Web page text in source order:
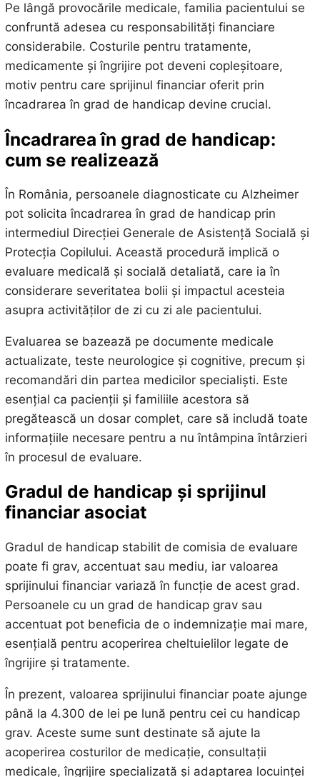
Pe lângă provocările medicale, familia pacientului se
confruntă adesea cu responsabilități financiare
considerabile. Costurile pentru tratamente,
medicamente și îngrijire pot deveni copleșitoare,
motiv pentru care sprijinul financiar oferit prin
încadrarea în grad de handicap devine crucial.
Încadrarea în grad de handicap:
cum se realizează
În România, persoanele diagnosticate cu Alzheimer
pot solicita încadrarea în grad de handicap prin
intermediul Direcției Generale de Asistență Socială și
Protecția Copilului. Această procedură implică o
evaluare medicală și socială detaliată, care ia în
considerare severitatea bolii și impactul acesteia
asupra activităților de zi cu zi ale pacientului.
Evaluarea se bazează pe documente medicale
actualizate, teste neurologice și cognitive, precum și
recomandări din partea medicilor specialiști. Este
esențial ca pacienții și familiile acestora să
pregătească un dosar complet, care să includă toate
informațiile necesare pentru a nu întâmpina întârzieri
în procesul de evaluare.
Gradul de handicap și sprijinul
financiar asociat
Gradul de handicap stabilit de comisia de evaluare
poate fi grav, accentuat sau mediu, iar valoarea
sprijinului financiar variază în funcție de acest grad.
Persoanele cu un grad de handicap grav sau
accentuat pot beneficia de o indemnizație mai mare,
esențială pentru acoperirea cheltuielilor legate de
îngrijire și tratamente.
În prezent, valoarea sprijinului financiar poate ajunge
până la 4.300 de lei pe lună pentru cei cu handicap
grav. Aceste sume sunt destinate să ajute la
acoperirea costurilor de medicație, consultații
medicale, îngrijire specializată și adaptarea locuinței